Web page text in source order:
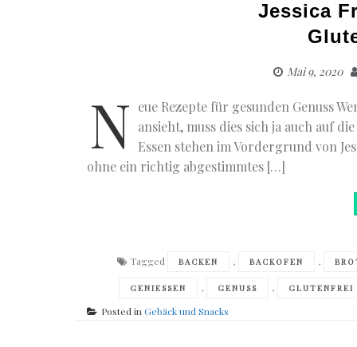
Jessica
Mai 9, 2020
N eue Rezepte für gesunden Genuss
ansieht, muss dies sich ja auch auf
Essen stehen im Vordergrund von
ohne ein richtig abgestimmtes […]
Tagged BACKEN , BACKOFEN ,
GENIESSEN , GENUSS , GLUTENFREI
Posted inGebäck und Snacks